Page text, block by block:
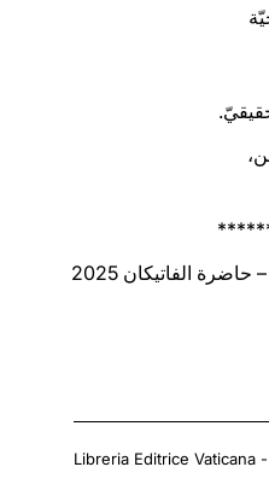
الفاتيكان 2025